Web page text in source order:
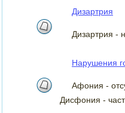
Дизартрия
Дизартрия -
Нарушения
Афония -
Дисфония -